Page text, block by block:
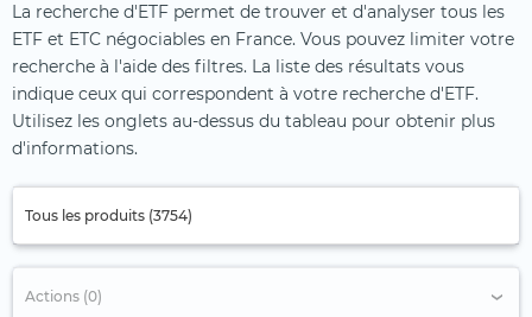
La recherche d'ETF permet de trouver et d'analyser tous les
ETF et ETC négociables en France. Vous pouvez limiter votre
recherche à l'aide des filtres. La liste des résultats vous
indique ceux qui correspondent à votre recherche d'ETF.
Utilisez les onglets au-dessus du tableau pour obtenir plus
d'informations.
Tous les produits (3754)
Actions (0)